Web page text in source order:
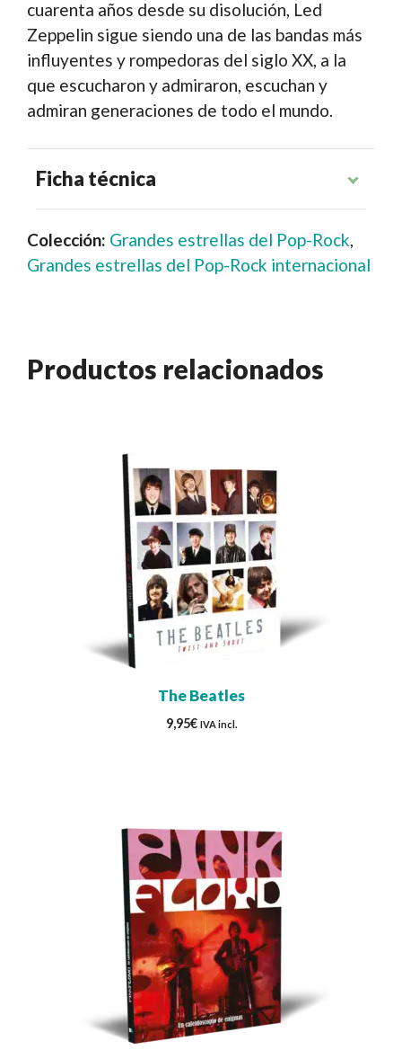
cuarenta años desde su disolución, Led
Zeppelin sigue siendo una de las bandas más
influyentes y rompedoras del siglo XX, a la
que escucharon y admiraron, escuchan y
admiran generaciones de todo el mundo.
Ficha técnica
Colección: Grandes estrellas del Pop-Rock,
Grandes estrellas del Pop-Rock internacional
Productos relacionados
The Beatles
9,95€ IVA incl.